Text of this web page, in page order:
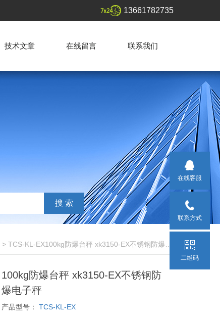
13661782735
技术文章 在线留言 联系我们
> TCS-KL-EX100kg防爆台秤 xk3150-EX不锈钢防爆电子秤
100kg防爆台秤 xk3150-EX不锈钢防
爆电子秤
产品型号： TCS-KL-EX
在线客服
联系方式
二维码